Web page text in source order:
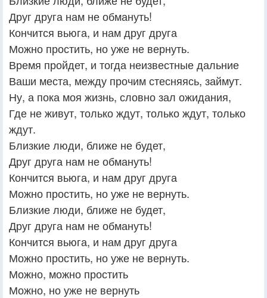
Друг друга нам не обмануть!
Кончится вьюга, и нам друг друга
Можно простить, но уже не вернуть.
Время пройдет, и тогда неизвестные дальние
Ваши места, между прочим стесняясь, займут.
Ну, а пока моя жизнь, словно зал ожидания,
Где не живут, только ждут, только ждут, только
ждут.
Близкие люди, ближе не будет,
Друг друга нам не обмануть!
Кончится вьюга, и нам друг друга
Можно простить, но уже не вернуть.
Близкие люди, ближе не будет,
Друг друга нам не обмануть!
Кончится вьюга, и нам друг друга
Можно простить, но уже не вернуть.
Можно, можно простить
Можно, но уже не вернуть